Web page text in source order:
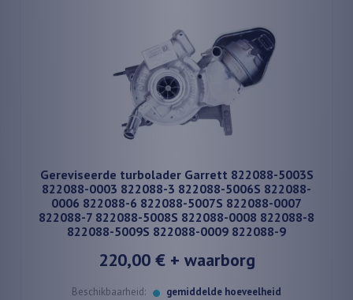
Gereviseerde turbolader Garrett 822088-5003S
822088-0003 822088-3 822088-5006S 822088-
0006 822088-6 822088-5007S 822088-0007
822088-7 822088-5008S 822088-0008 822088-8
822088-5009S 822088-0009 822088-9
220,00 €+ waarborg
Beschikbaarheid: gemiddelde hoeveelheid